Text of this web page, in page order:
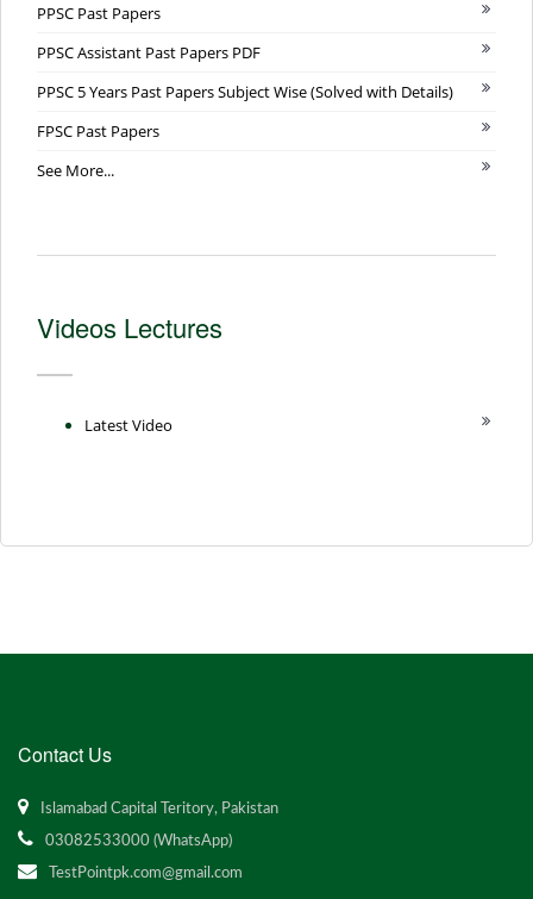
PPSC Past Papers
PPSC Assistant Past Papers PDF
PPSC 5 Years Past Papers Subject Wise (Solved with Details)
FPSC Past Papers
See More...
Videos Lectures
Latest Video
Contact Us
Islamabad Capital Teritory, Pakistan
03082533000 (WhatsApp)
TestPointpk.com@gmail.com